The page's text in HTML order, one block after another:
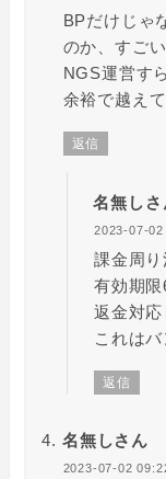
BPだけじゃ
のか、すご
NGS運営す
余裕で越え
返信
名無しさ
2023-07-02
課金周
有効期
返金対
これは
返信
名無しさん
2023-07-02